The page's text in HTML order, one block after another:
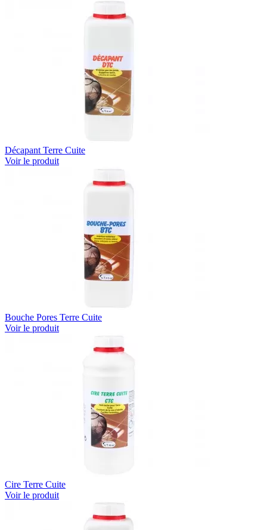
Décapant Terre Cuite
Voir le produit
Bouche Pores Terre Cuite
Voir le produit
Cire Terre Cuite
Voir le produit